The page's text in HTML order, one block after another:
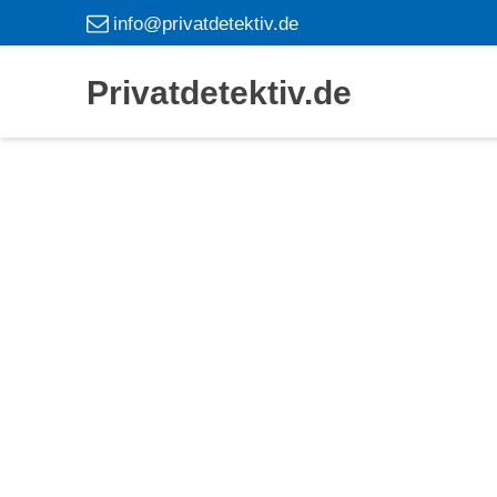
info@privatdetektiv.de
Privatdetektiv.de